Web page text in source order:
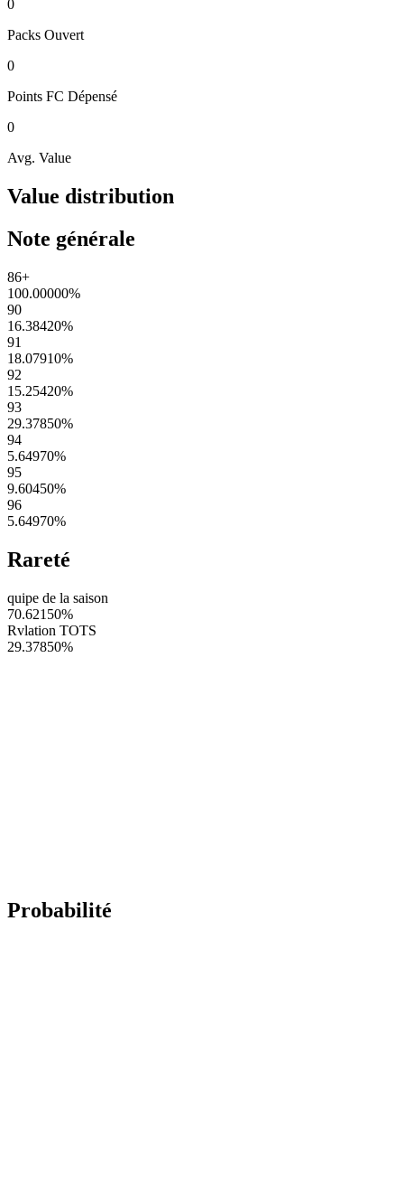
0
Packs Ouvert
0
Points FC Dépensé
0
Avg. Value
Value distribution
Note générale
86+
100.00000%
90
16.38420%
91
18.07910%
92
15.25420%
93
29.37850%
94
5.64970%
95
9.60450%
96
5.64970%
Rareté
quipe de la saison
70.62150%
Rvlation TOTS
29.37850%
Probabilité